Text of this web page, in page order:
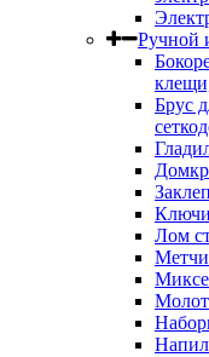
Ручной
Брус
Ключи
Лом